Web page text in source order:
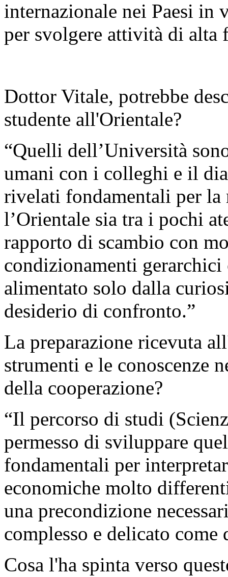
internazionale nei Paesi in
per svolgere attività di alta
Dottor Vitale, potrebbe
studente all'Orientale?
“Quelli dell’Università
umani con i colleghi e il
rivelati fondamentali per la
l’Orientale sia tra i pochi
rapporto di scambio con
condizionamenti
alimentato solo dalla
desiderio di confronto.”
La preparazione ricevuta
strumenti e le conoscenze
della cooperazione?
“Il percorso di studi
permesso di sviluppare
fondamentali per
economiche molto
una precondizione
complesso e delicato
Cosa l'ha spinta verso